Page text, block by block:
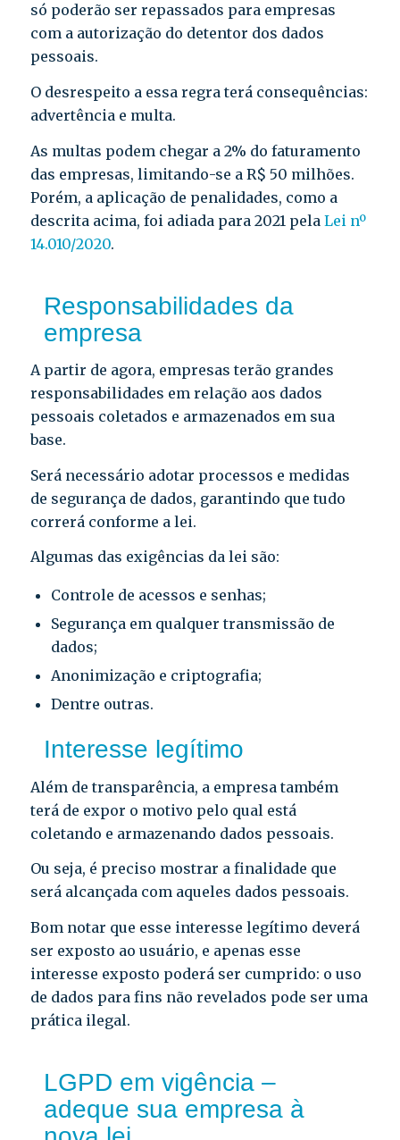
só poderão ser repassados para empresas
com a autorização do detentor dos dados
pessoais.
O desrespeito a essa regra terá consequências:
advertência e multa.
As multas podem chegar a 2% do faturamento
das empresas, limitando-se a R$ 50 milhões.
Porém, a aplicação de penalidades, como a
descrita acima, foi adiada para 2021 pela Lei nº
14.010/2020.
Responsabilidades da
empresa
A partir de agora, empresas terão grandes
responsabilidades em relação aos dados
pessoais coletados e armazenados em sua
base.
Será necessário adotar processos e medidas
de segurança de dados, garantindo que tudo
correrá conforme a lei.
Algumas das exigências da lei são:
Controle de acessos e senhas;
Segurança em qualquer transmissão de
dados;
Anonimização e criptografia;
Dentre outras.
Interesse legítimo
Além de transparência, a empresa também
terá de expor o motivo pelo qual está
coletando e armazenando dados pessoais.
Ou seja, é preciso mostrar a finalidade que
será alcançada com aqueles dados pessoais.
Bom notar que esse interesse legítimo deverá
ser exposto ao usuário, e apenas esse
interesse exposto poderá ser cumprido: o uso
de dados para fins não revelados pode ser uma
prática ilegal.
LGPD em vigência –
adeque sua empresa à